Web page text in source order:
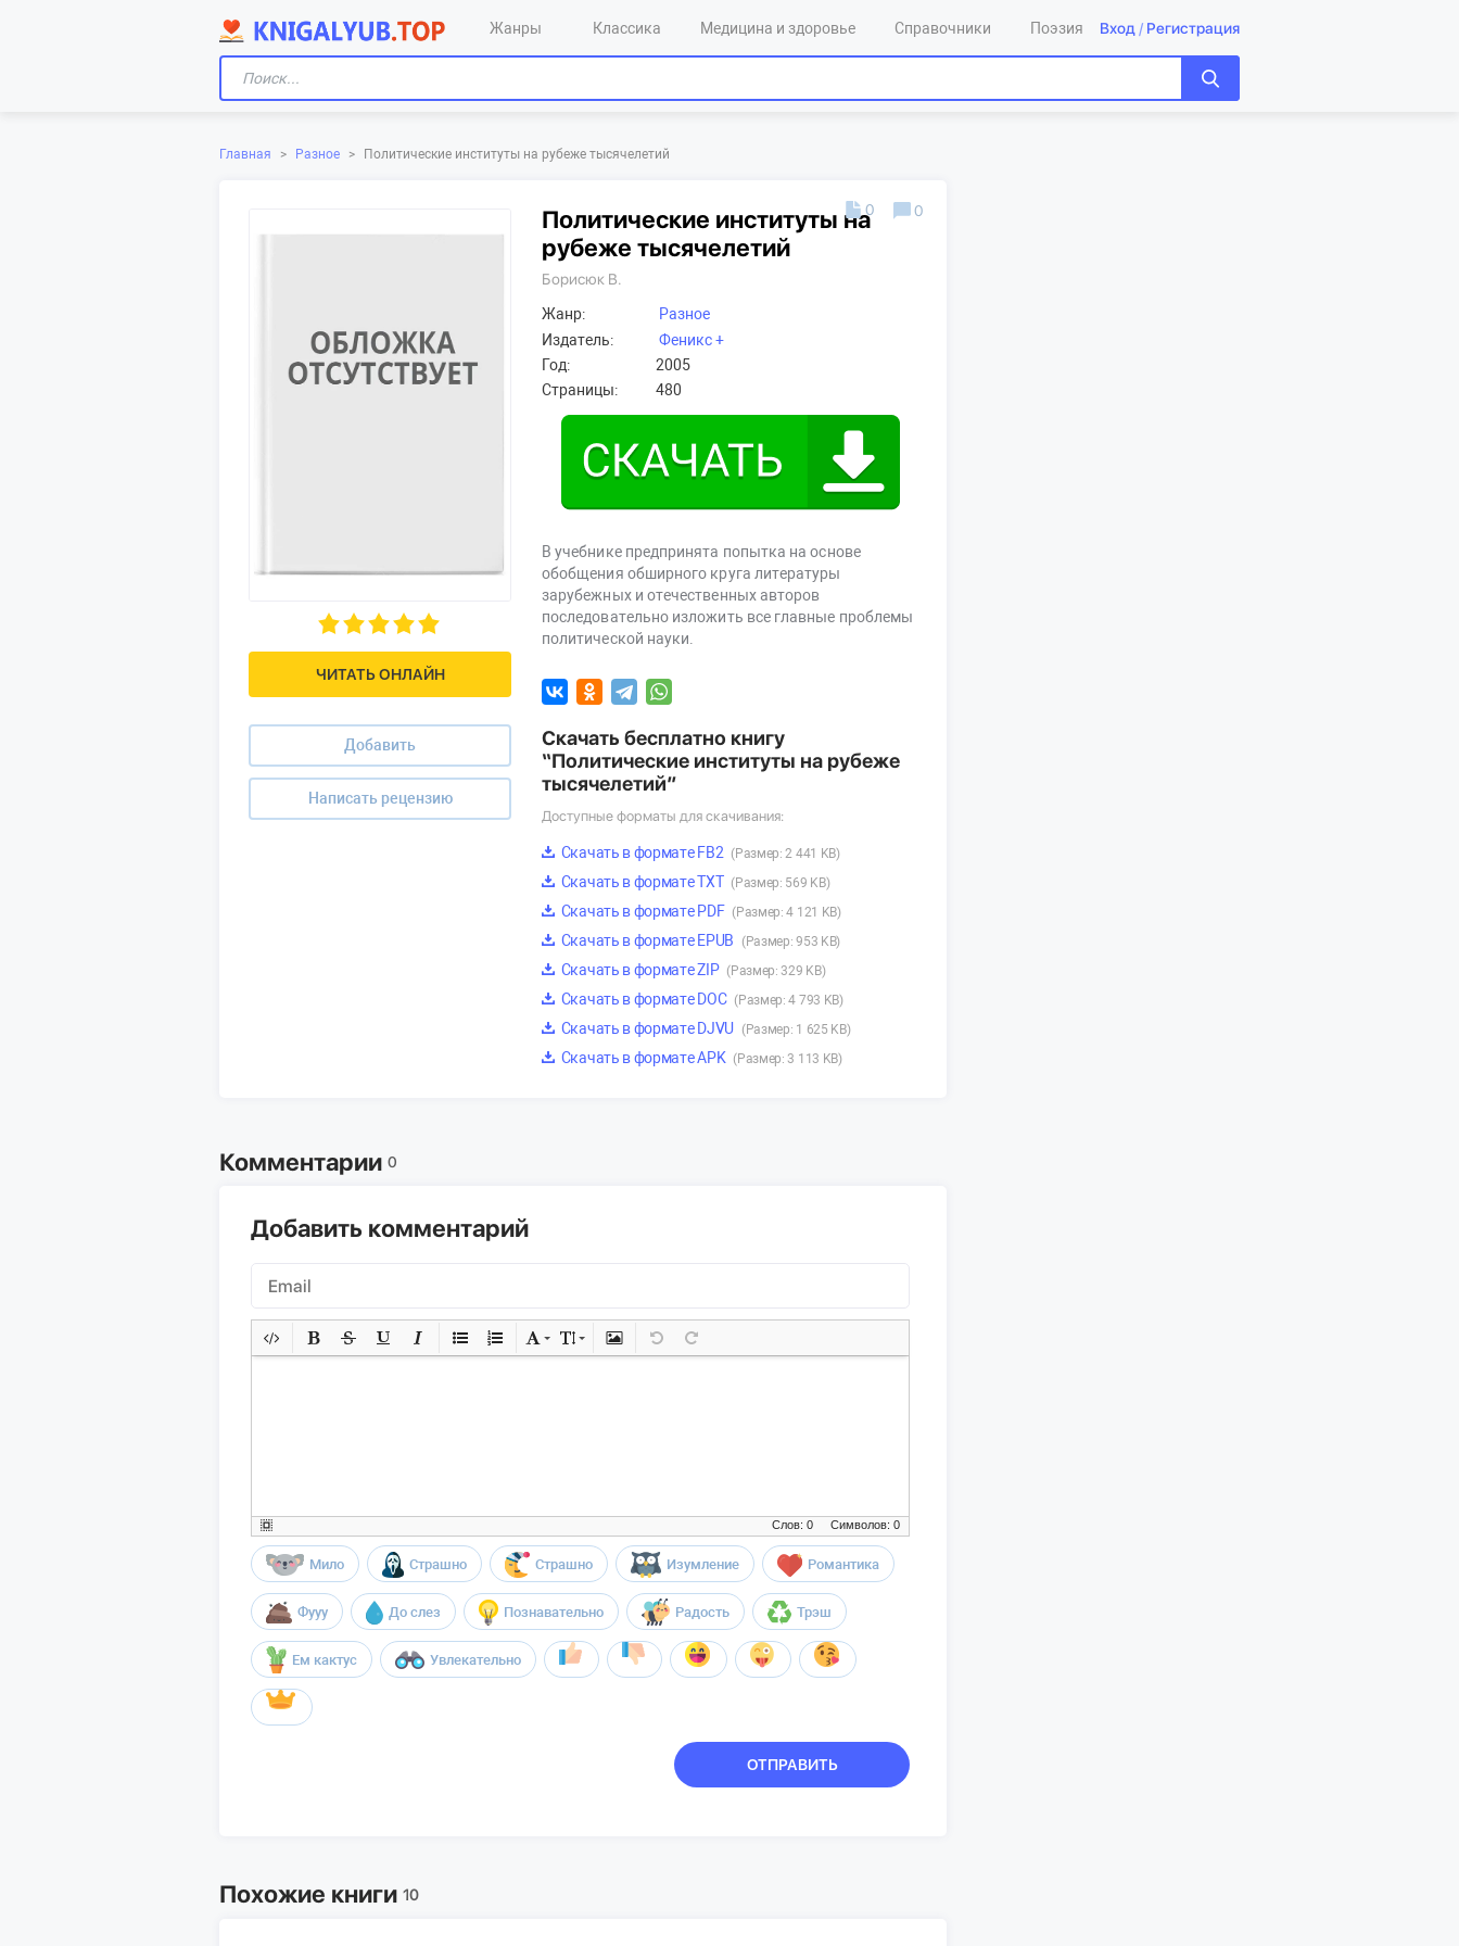
Жанры Классика Медицина и здоровье Справочники Поэзия Вход / Регистрация
Главная > Разное > Политические институты на рубеже тысячелетий
ЧИТАТЬ ОНЛАЙН
Добавить
Написать рецензию
Политические институты на
рубеже тысячелетий
Борисюк В.
Жанр:
Разное
Издатель:
Феникс +
Год:
2005
Страницы:
480
В учебнике предпринята попытка на основе
обобщения обширного круга литературы
зарубежных и отечественных авторов
последовательно изложить все главные проблемы
политической науки.
0 0
Скачать бесплатно книгу
“Политические институты на рубеже
тысячелетий”
Доступные форматы для скачивания:
Скачать в формате FB2 (Размер: 2 441 KB)
Скачать в формате TXT (Размер: 569 KB)
Скачать в формате PDF (Размер: 4 121 KB)
Скачать в формате EPUB (Размер: 953 KB)
Скачать в формате ZIP (Размер: 329 KB)
Скачать в формате DOC (Размер: 4 793 KB)
Скачать в формате DJVU (Размер: 1 625 KB)
Скачать в формате APK (Размер: 3 113 KB)
Комментарии 0
Добавить комментарий
Символов: 0
Слов: 0
Мило Страшно Страшно Изумление Романтика
Фууу До слез Познавательно Радость Трэш
Ем кактус Увлекательно
ОТПРАВИТЬ
Похожие книги 10